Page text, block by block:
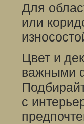
Для
или
Цвет и
важными
с